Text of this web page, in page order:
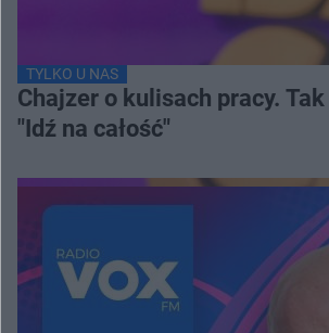
TYLKO U NAS
Chajzer o kulisach pracy.
"Idź na całość"